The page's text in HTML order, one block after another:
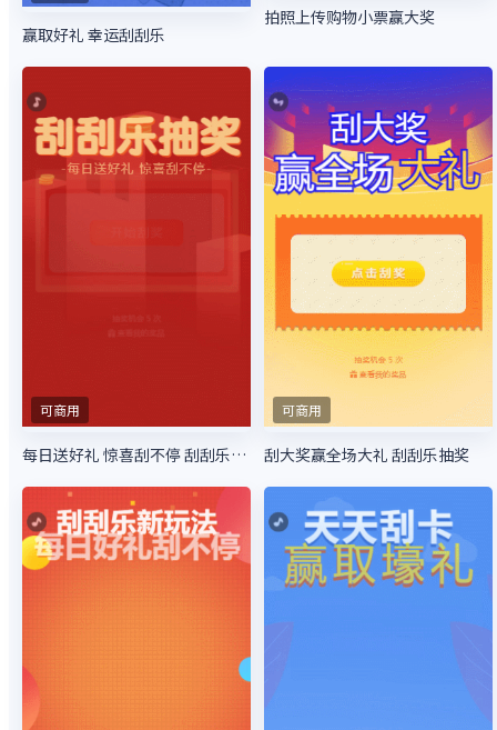
赢取好礼 幸运刮刮乐
拍照上传购物小票赢大奖
可商用
每日送好礼 惊喜刮不停 刮刮乐抽奖
可商用
刮大奖赢全场大礼 刮刮乐抽奖